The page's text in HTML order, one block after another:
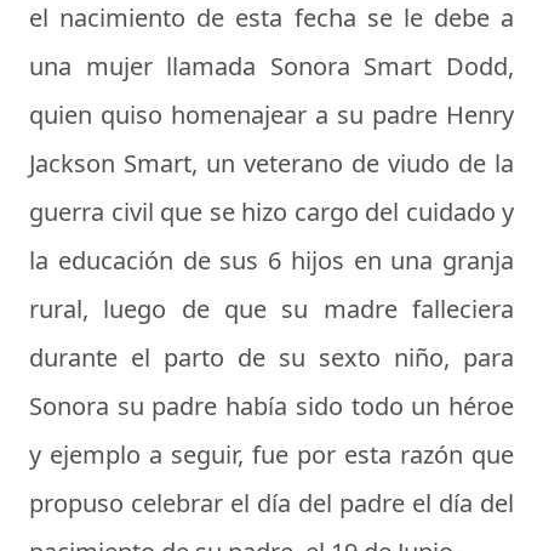
el nacimiento de esta fecha se le debe a
una mujer llamada Sonora Smart Dodd,
quien quiso homenajear a su padre Henry
Jackson Smart, un veterano de viudo de la
guerra civil que se hizo cargo del cuidado y
la educación de sus 6 hijos en una granja
rural, luego de que su madre falleciera
durante el parto de su sexto niño, para
Sonora su padre había sido todo un héroe
y ejemplo a seguir, fue por esta razón que
propuso celebrar el día del padre el día del